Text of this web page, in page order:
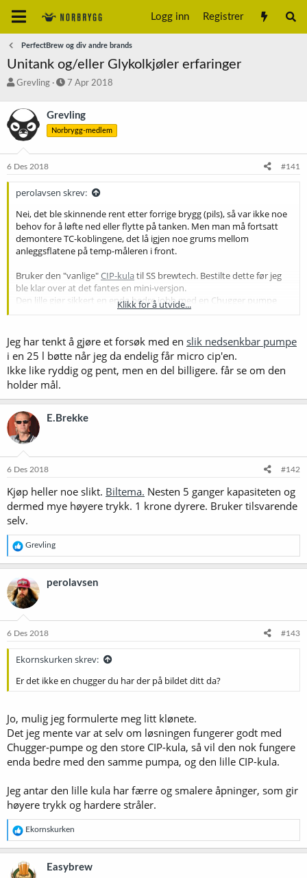
Logg inn Registrer
PerfectBrew og div andre brands
Unitank og/eller Glykolkjøler erfaringer
T
å
d
s
a
r
t
e
Grevling
S
r
t
a
o
7 Apr 2018
Grevling
Norbrygg-medlem
6 Des 2018 #141
perolavsen skrev:
Nei, det ble skinnende rent etter forrige brygg (pils), så var ikke noe
behov for å løfte ned eller flytte på tanken. Men man må fortsatt
demontere TC-koblingene, det lå igjen noe grums mellom
anleggsflatene på temp-måleren i front.
Bruker den "vanlige"CIP-kulatil SS brewtech. Bestilte dette før jeg
ble klar over at det fantes en mini-versjon.
Den lille gjør sikkert en enda bedre jobb med en Chugger pumpe
Klikk for å utvide...
Jeg har tenkt å gjøre et forsøk med en slik nedsenkbar pumpe
i en 25 l bøtte når jeg da endelig får micro cip'en.
Ikke like ryddig og pent, men en del billigere. får se om den
holder mål.
E.Brekke
6 Des 2018 #142
Kjøp heller noe slikt. Biltema. Nesten 5 ganger kapasiteten og
dermed mye høyere trykk. 1 krone dyrere. Bruker tilsvarende
selv.
R
e
a
k
s
j
o
e
Grevling
perolavsen
6 Des 2018 #143
Ekornskurken skrev:
Er det ikke en chugger du har der på bildet ditt da?
Jo, mulig jeg formulerte meg litt klønete.
Det jeg mente var at selv om løsningen fungerer godt med
Chugger-pumpe og den store CIP-kula, så vil den nok fungere
enda bedre med den samme pumpa, og den lille CIP-kula.
Jeg antar den lille kula har færre og smalere åpninger, som gir
høyere trykk og hardere stråler.
R
e
a
k
s
Ekornskurken
Easybrew